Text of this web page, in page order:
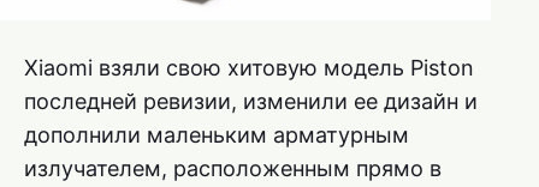
Xiaomi взяли свою хитовую модель Piston
последней ревизии, изменили ее дизайн и
дополнили маленьким арматурным
излучателем, расположенным прямо в